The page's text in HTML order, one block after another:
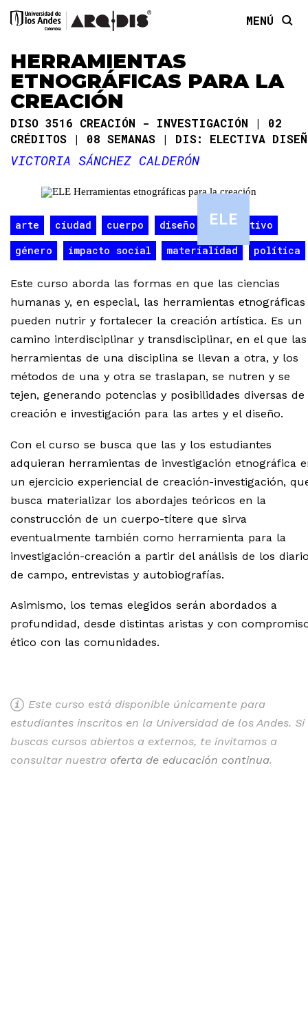
MENÚ
HERRAMIENTAS
ETNOGRÁFICAS PARA LA
CREACIÓN
DISO 3516 CREACIÓN - INVESTIGACIÓN
02
CRÉDITOS
08 SEMANAS DIS: ELECTIVA
VICTORIA SÁNCHEZ CALDERÓN
ELE
arte ciudad cuerpo
diseño especulativo
género
impacto social materialidad política
Este curso aborda las formas en que las ciencias
humanas y, en especial, las herramientas etnográficas
pueden nutrir y fortalecer la creación artística. Es un
camino interdisciplinar y transdisciplinar, en el que las
herramientas de una disciplina se llevan a otra, y los
métodos de una y otra se traslapan, se nutren y se
tejen, generando potencias y posibilidades diversas de
creación e investigación para las artes y el diseño.
Con el curso se busca que las y los estudiantes
adquieran herramientas de investigación etnográfica
un ejercicio experiencial de creación-investigación,
busca materializar los abordajes teóricos en la
construcción de un cuerpo-títere que sirva
eventualmente también como herramienta para la
investigación-creación a partir del análisis de los
de campo, entrevistas y autobiografías.
Asimismo, los temas elegidos serán abordados a
profundidad, desde distintas aristas y con
ético con las comunidades.
Este curso está disponible únicamente para
estudiantes inscritos en la Universidad de los Andes. Si
buscas cursos abiertos a externos, te invitamos a
consultar nuestra oferta de educación continua.